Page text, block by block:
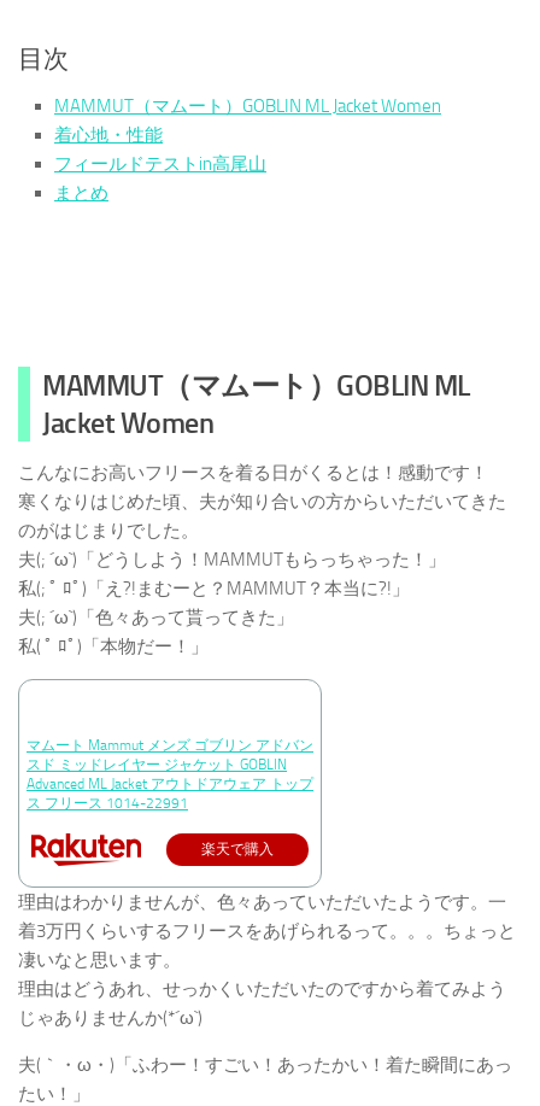
目次
MAMMUT（マムート）GOBLIN ML Jacket Women
着心地・性能
フィールドテストin高尾山
まとめ
MAMMUT（マムート）GOBLIN ML
Jacket Women
こんなにお高いフリースを着る日がくるとは！感動です！
寒くなりはじめた頃、夫が知り合いの方からいただいてきた
のがはじまりでした。
夫(; ´ω`)「どうしよう！MAMMUTもらっちゃった！」
私(; ﾟ ﾛﾟ)「え?!まむーと？MAMMUT？本当に?!」
夫(; ´ω`)「色々あって貰ってきた」
私( ﾟ ﾛﾟ)「本物だー！」
マムート Mammut メンズ ゴブリン アドバン
スド ミッドレイヤー ジャケット GOBLIN
Advanced ML Jacket アウトドアウェア トップ
ス フリース 1014-22991
楽天で購入
理由はわかりませんが、色々あっていただいたようです。一
着3万円くらいするフリースをあげられるって。。。ちょっと
凄いなと思います。
理由はどうあれ、せっかくいただいたのですから着てみよう
じゃありませんか(*´ω`)
夫(｀・ω・)「ふわー！すごい！あったかい！着た瞬間にあっ
たい！」